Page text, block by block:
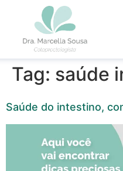
Tag: saúde
Saúde do intestino,